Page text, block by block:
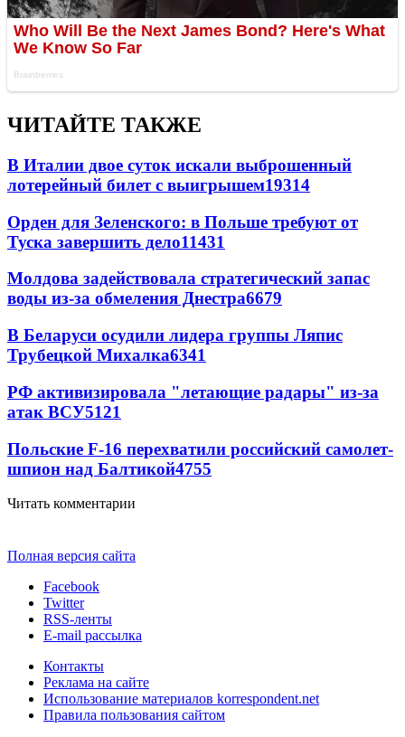
ЧИТАЙТЕ ТАКЖЕ
В Италии двое суток искали выброшенный
лотерейный билет с выигрышем19314
Орден для Зеленского: в Польше требуют от
Туска завершить дело11431
Молдова задействовала стратегический запас
воды из-за обмеления Днестра6679
В Беларуси осудили лидера группы Ляпис
Трубецкой Михалка6341
РФ активизировала "летающие радары" из-за
атак ВСУ5121
Польские F-16 перехватили российский самолет-
шпион над Балтикой4755
Читать комментарии
Полная версия сайта
Facebook
Twitter
RSS-ленты
E-mail рассылка
Контакты
Реклама на сайте
Использование материалов korrespondent.net
Правила пользования сайтом